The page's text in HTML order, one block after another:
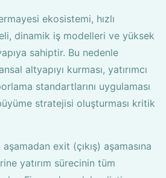
ekosistemi, hızlı
dinamik iş modelleri ve yüksek
sahiptir. Bu nedenle
altyapıyı kurması, yatırımcı
standartlarını uygulaması
stratejisi oluşturması kritik
exit (çıkış) aşamasına
yatırım sürecinin tüm